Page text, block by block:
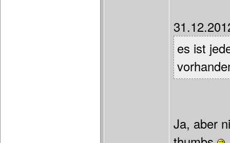
es ist
Ja, aber